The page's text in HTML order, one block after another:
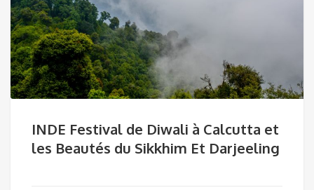
INDE Festival de Diwali à Calcutta et
les Beautés du Sikkhim Et Darjeeling